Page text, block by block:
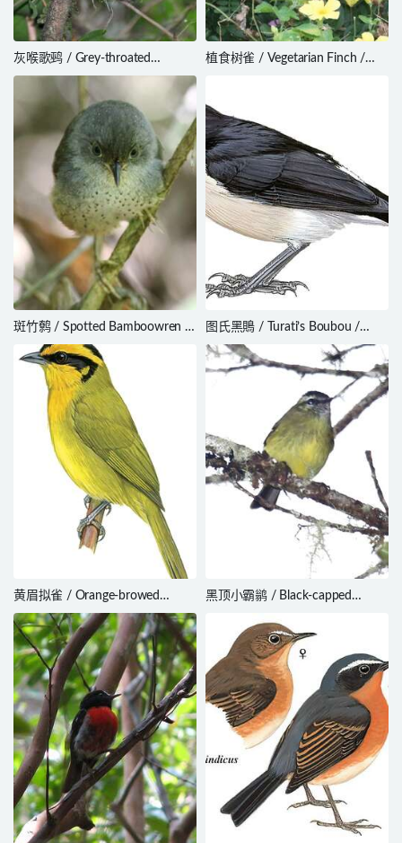
灰喉歌鹀 / Grey-throated
Warbling Finch / Microspingus
植食树雀 / Vegetarian Finch /
斑竹鹩 / Spotted Bamboowren /
Psilorhamphus guttatus
图氏黑鵙 / Turati’s Boubou /
Laniarius turatii
黄眉拟雀 / Orange-browed
Hemispingus / Kleinothraupis
calophrys
黑顶小霸鹟 / Black-capped
nigrocapillus